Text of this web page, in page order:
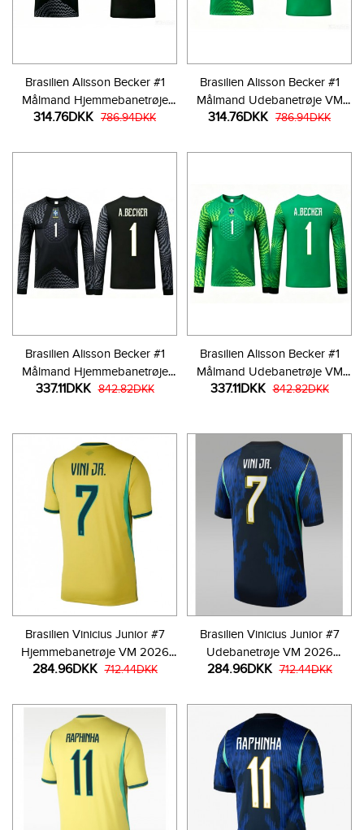
Brasilien Alisson Becker #1
Målmand Hjemmebanetrøje
VM 2026 Kortærmet
314.76DKK 786.94DKK
Brasilien Alisson Becker #1
Målmand Udebanetrøje VM
2026 Kortærmet
314.76DKK 786.94DKK
Brasilien Alisson Becker #1
Målmand Hjemmebanetrøje
VM 2026 Langærmet
337.11DKK 842.82DKK
Brasilien Alisson Becker #1
Målmand Udebanetrøje VM
2026 Langærmet
337.11DKK 842.82DKK
Brasilien Vinicius Junior #7
Hjemmebanetrøje VM 2026
Kortærmet
284.96DKK 712.44DKK
Brasilien Vinicius Junior #7
Udebanetrøje VM 2026
Kortærmet
284.96DKK 712.44DKK